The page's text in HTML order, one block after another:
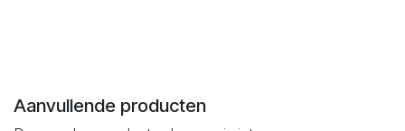
Aanvullende producten